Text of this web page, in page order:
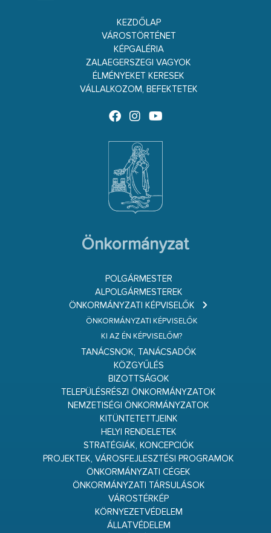
KEZDŐLAP
VÁROSTÖRTÉNET
KÉPGALÉRIA
ZALAEGERSZEGI VAGYOK
ÉLMÉNYEKET KERESEK
VÁLLALKOZOM, BEFEKTETEK
Önkormányzat
POLGÁRMESTER
ALPOLGÁRMESTEREK
ÖNKORMÁNYZATI KÉPVISELŐK
ÖNKORMÁNYZATI KÉPVISELŐK
KI AZ ÉN KÉPVISELŐM?
TANÁCSNOK, TANÁCSADÓK
KÖZGYŰLÉS
BIZOTTSÁGOK
TELEPÜLÉSRÉSZI ÖNKORMÁNYZATOK
NEMZETISÉGI ÖNKORMÁNYZATOK
KITÜNTETETTJEINK
HELYI RENDELETEK
STRATÉGIÁK, KONCEPCIÓK
PROJEKTEK, VÁROSFEJLESZTÉSI PROGRAMOK
ÖNKORMÁNYZATI CÉGEK
ÖNKORMÁNYZATI TÁRSULÁSOK
VÁROSTÉRKÉP
KÖRNYEZETVÉDELEM
ÁLLATVÉDELEM